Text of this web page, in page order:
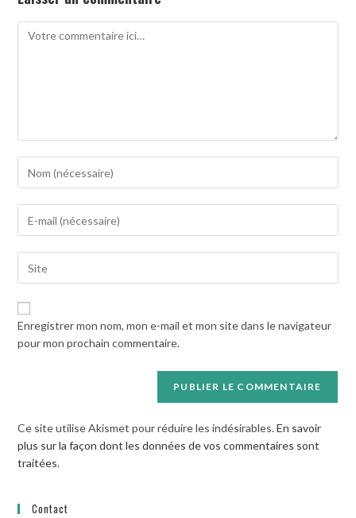
Comment
your
username
to
comment
your
address
to
comment
l’URL
votre
site
(facultatif)
Enregistrer mon nom, mon e-mail et mon site dans le navigateur
pour mon prochain commentaire.
Ce site utilise Akismet pour réduire les indésirables.En savoir
plus sur la façon dont les données de vos commentaires sont
traitées.
Contact